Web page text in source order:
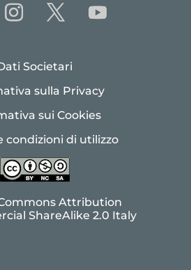
Societari
sulla Privacy
sui Cookies
condizioni di utilizzo
Attribution
ShareAlike 2.0 Italy